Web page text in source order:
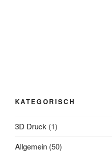
KATEGORISCH
3D Druck (1)
Allgemein (50)